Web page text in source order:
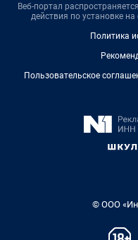
Веб-портал
действия по установке
Политика
Пользовательское
© ООО